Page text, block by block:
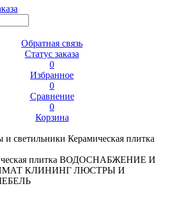
Обратная связь
Статус заказа
0
Избранное
0
Сравнение
0
Корзина
и светильники Керамическая плитка
плитка ВОДОСНАБЖЕНИЕ И
КЛИНИНГ ЛЮСТРЫ И